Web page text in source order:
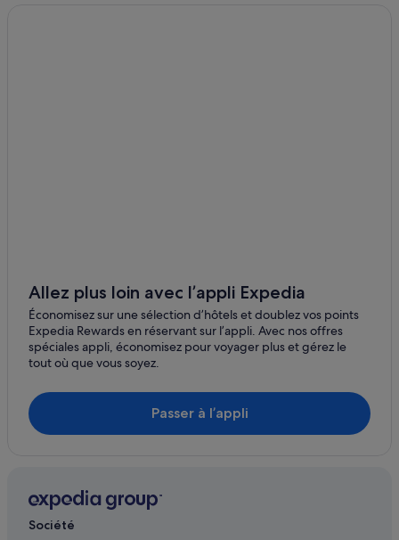
Allez plus loin avec l’appli Expedia
Économisez sur une sélection d’hôtels et doublez vos points
Expedia Rewards en réservant sur l’appli. Avec nos offres
spéciales appli, économisez pour voyager plus et gérez le
tout où que vous soyez.
Passer à l’appli
Société